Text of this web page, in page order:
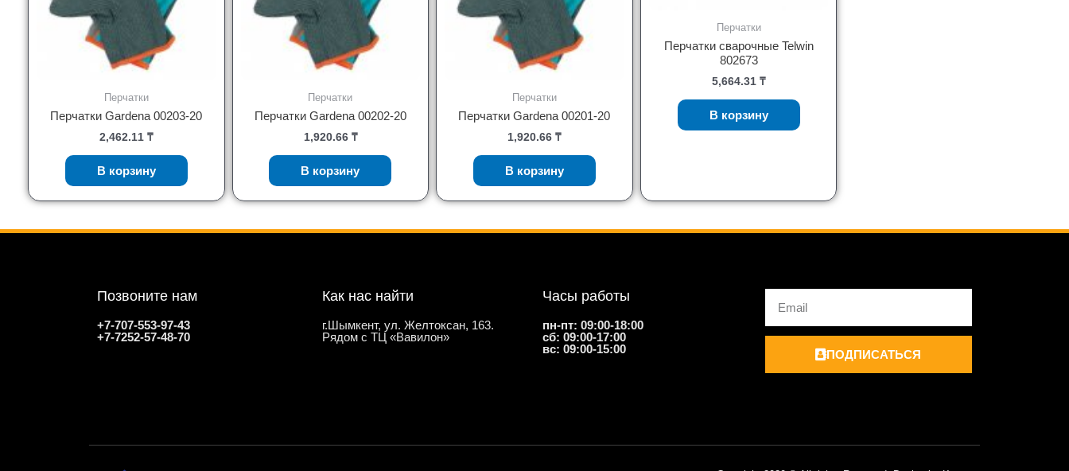
Перчатки
Перчатки Gardena 00203-20
2,462.11₸
В корзину
Перчатки
Перчатки Gardena 00202-20
1,920.66 ₸
В корзину
Перчатки
Перчатки Gardena 00201-20
1,920.66₸
В корзину
Перчатки
Перчатки сварочные Telwin
802673
5,664.31₸
В корзину
Позвоните нам
+7-707-553-97-43
+7-7252-57-48-70
Как нас найти
г.Шымкент, ул. Желтоксан, 163.
Рядом с ТЦ «Вавилон»
Часы работы
пн-пт: 09:00-18:00
сб: 09:00-17:00
вс: 09:00-15:00
ПОДПИСАТЬСЯ